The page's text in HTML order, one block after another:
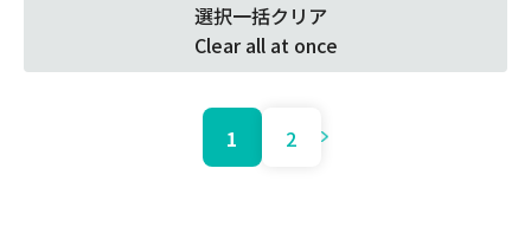
選択一括クリア
Clear all at once
1 2